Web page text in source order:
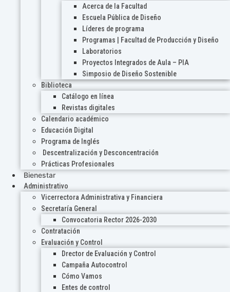
Acerca de la Facultad
Escuela Pública de Diseño
Líderes de programa
Programas | Facultad de Producción y Diseño
Laboratorios
Proyectos Integrados de Aula – PIA
Simposio de Diseño Sostenible
Biblioteca
Catálogo en línea
Revistas digitales
Calendario académico
Educación Digital
Programa de Inglés
Descentralización y Desconcentración
Prácticas Profesionales
Bienestar
Administrativo
Vicerrectora Administrativa y Financiera
Secretaría General
Convocatoria Rector 2026-2030
Contratación
Evaluación y Control
Drector de Evaluación y Control
Campaña Autocontrol
Cómo Vamos
Entes de control